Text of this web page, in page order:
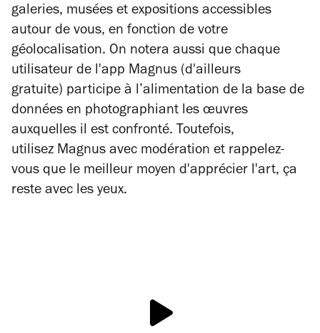
galeries, musées et expositions accessibles
autour de vous, en fonction de votre
géolocalisation. On notera aussi que chaque
utilisateur de l'app Magnus (d'ailleurs
gratuite) participe à l’alimentation de la base de
données en photographiant les œuvres
auxquelles il est confronté. Toutefois,
utilisez Magnus avec modération et rappelez-
vous que le meilleur moyen d'apprécier l'art, ça
reste avec les yeux.